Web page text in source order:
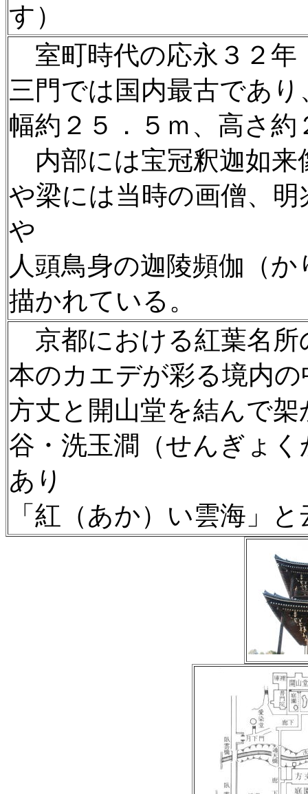
す）
室町時代の応永３２年
三門では国内最古であ
幅約２５．５ｍ、高さ約
内部には宝冠釈迦如来
や梁には当時の画僧、
や
人頭鳥身の迦陵頻伽（
描かれている。
京都における紅葉名所
本のカエデが彩る境内
方丈と開山堂を結んで
谷・洗玉澗（せんぎょ
あり
「紅（あか）い雲海」